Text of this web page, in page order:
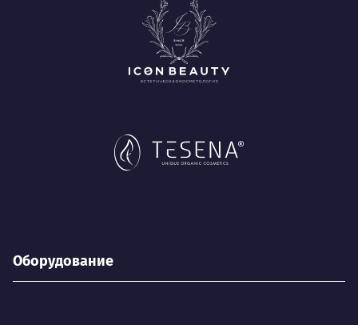
Оборудование